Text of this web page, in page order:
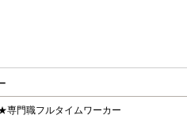
専門職フルタイムワーカー